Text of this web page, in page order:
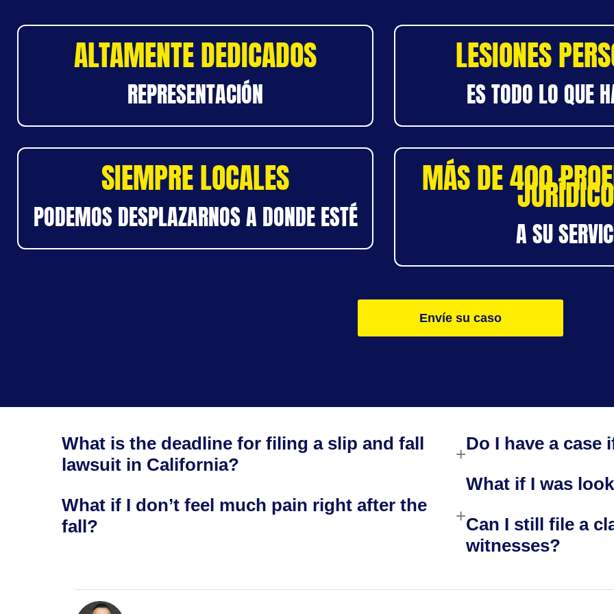
ALTAMENTE DEDICADOS
REPRESENTACIÓN
LESIONES
ES TODO LO QUE
SIEMPRE LOCALES
PODEMOS DESPLAZARNOS A DONDE ESTÉ
MÁS DE 400
A SU
Envíe su caso
What is the deadline for filing a slip and fall
lawsuit in California?
What if I don’t feel much pain right after the
fall?
Do I have a case
What if I was
Can I still file a
witnesses?